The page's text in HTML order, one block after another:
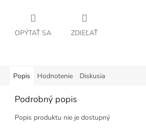
OPÝTAŤ SA ZDIEĽAŤ
Popis Hodnotenie Diskusia
Podrobný popis
Popis produktu nie je dostupný